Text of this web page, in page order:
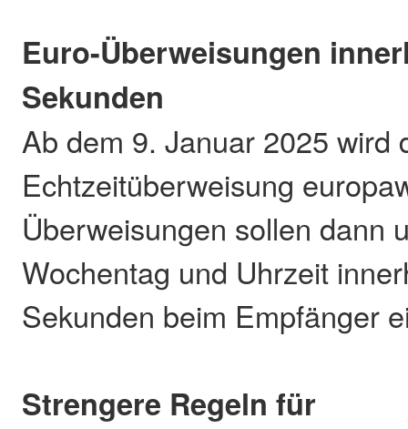
Euro-Überweisungen
Sekunden
Ab dem 9. Januar 2025 wird
Echtzeitüberweisung
Überweisungen sollen dann
Wochentag und Uhrzeit
Sekunden beim Empfänger
Strengere Regeln für